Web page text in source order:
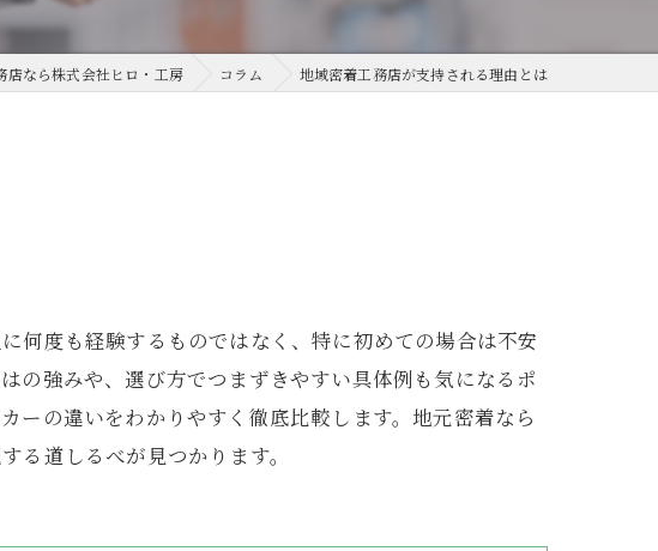
店なら株式会社ヒロ・工房 コラム 地域密着工務店が支持される理由とは
何度も経験するものではなく、特に初めての場合は不安
の強みや、選び方でつまずきやすい具体例も気になるポ
ーの違いをわかりやすく徹底比較します。地元密着なら
る道しるべが見つかります。